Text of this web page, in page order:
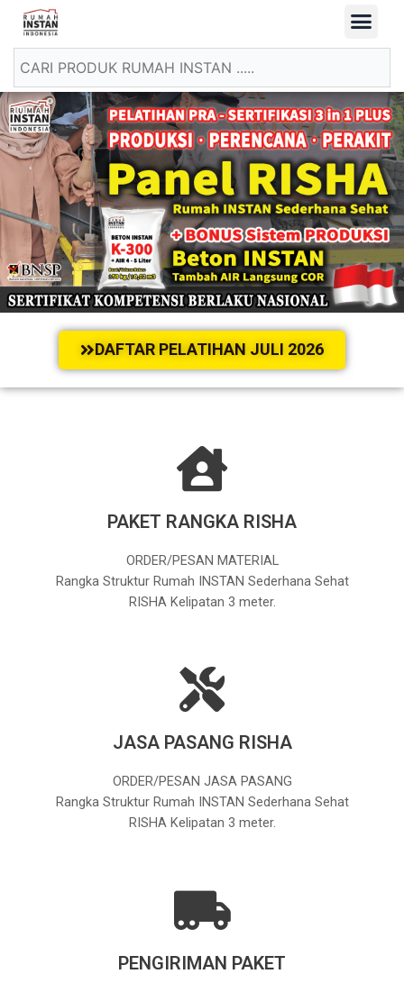
DAFTAR PELATIHAN JULI 2026
PAKET RANGKA RISHA
ORDER/PESAN MATERIAL
Rangka Struktur Rumah INSTAN Sederhana Sehat
RISHA Kelipatan 3 meter.
JASA PASANG RISHA
ORDER/PESAN JASA PASANG
Rangka Struktur Rumah INSTAN Sederhana Sehat
RISHA Kelipatan 3 meter.
PENGIRIMAN PAKET